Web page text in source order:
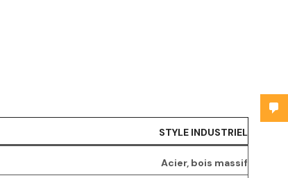
STYLE INDUSTRIEL
Acier, bois massif